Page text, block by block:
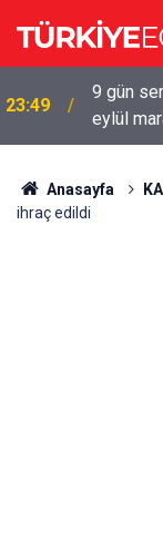
23:49
9 gün
eylül
Anasayfa
ihraç edildi